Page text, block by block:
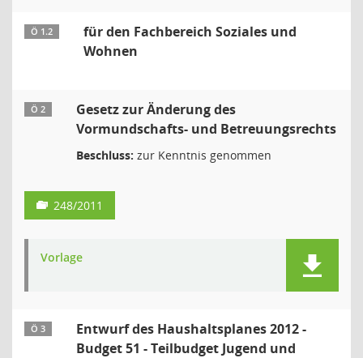
Ö 1.2
für den Fachbereich Soziales und
Wohnen
Ö 2
Gesetz zur Änderung des
Vormundschafts- und Betreuungsrechts
Beschluss: zur Kenntnis genommen
248/2011
Vorlage
Ö 3
Entwurf des Haushaltsplanes 2012 -
Budget 51 - Teilbudget Jugend und